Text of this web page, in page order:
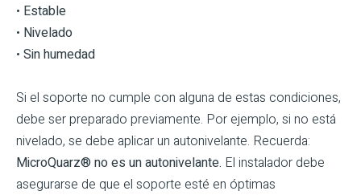
• Estable
• Nivelado
• Sin humedad
Si el soporte no cumple con alguna de estas condiciones,
debe ser preparado previamente. Por ejemplo, si no está
nivelado, se debe aplicar un autonivelante. Recuerda:
MicroQuarz® no es un autonivelante. El instalador debe
asegurarse de que el soporte esté en óptimas